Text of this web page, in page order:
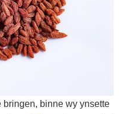
binne wy ​​ynsette